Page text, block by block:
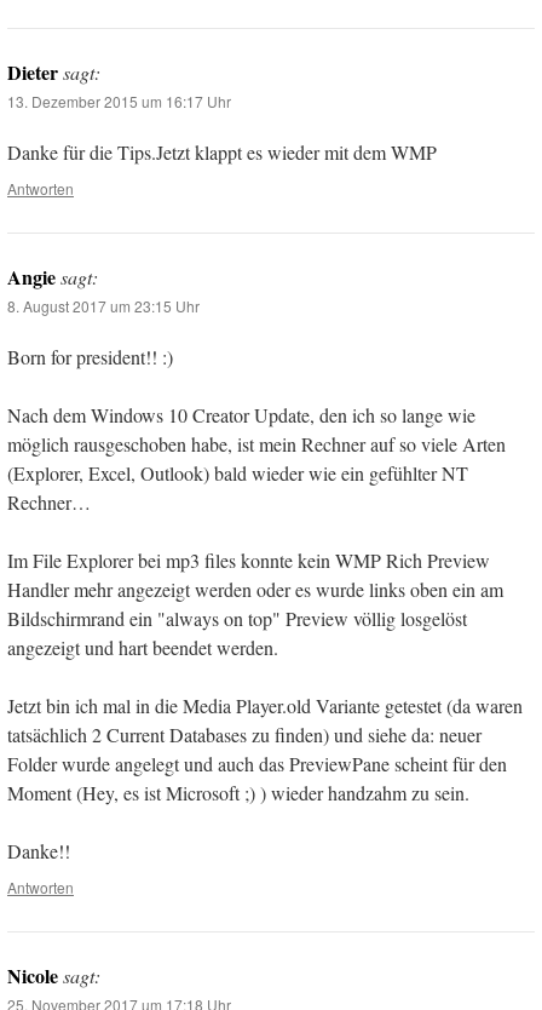
Dietersagt:
13. Dezember 2015 um 16:17 Uhr
Danke für die Tips.Jetzt klappt es wieder mit dem WMP
Antworten
Angiesagt:
8. August 2017 um 23:15 Uhr
Born for president!! :)
Nach dem Windows 10 Creator Update, den ich so lange wie
möglich rausgeschoben habe, ist mein Rechner auf so viele Arten
(Explorer, Excel, Outlook) bald wieder wie ein gefühlter NT
Rechner…
Im File Explorer bei mp3 files konnte kein WMP Rich Preview
Handler mehr angezeigt werden oder es wurde links oben ein am
Bildschirmrand ein "always on top" Preview völlig losgelöst
angezeigt und hart beendet werden.
Jetzt bin ich mal in die Media Player.old Variante getestet (da waren
tatsächlich 2 Current Databases zu finden) und siehe da: neuer
Folder wurde angelegt und auch das PreviewPane scheint für den
Moment (Hey, es ist Microsoft ;) ) wieder handzahm zu sein.
Danke!!
Antworten
Nicolesagt:
25. November 2017 um 17:18 Uhr